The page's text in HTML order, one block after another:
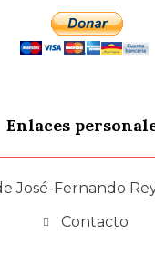
Enlaces
José-Fernando
Contacto